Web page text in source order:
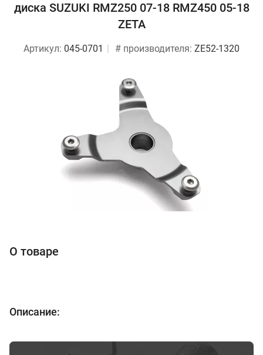
диска SUZUKI RMZ250 07-18 RMZ450 05-18
ZETA
Артикул: 045-0701 # производителя: ZE52-1320
О товаре
Описание: